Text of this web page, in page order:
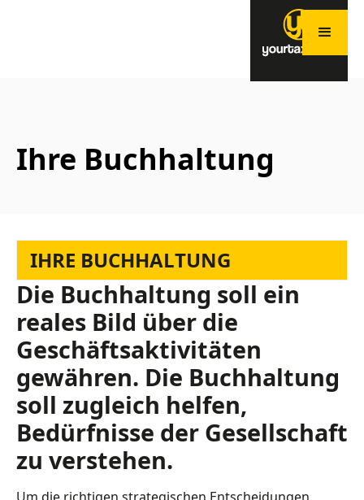
Ihre Buchhaltung
IHRE BUCHHALTUNG
Die Buchhaltung soll ein
reales Bild über die
Geschäftsaktivitäten
gewähren. Die Buchhaltung
soll zugleich helfen,
Bedürfnisse der Gesellschaft
zu verstehen.